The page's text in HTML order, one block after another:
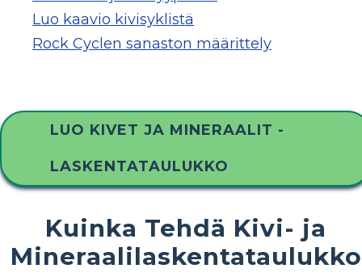
Luo kaavio kivisyklistä
Rock Cyclen sanaston määrittely
LUO KIVET JA MINERAALIT -
LASKENTATAULUKKO
Kuinka Tehdä Kivi- ja
Mineraalilaskentataulukko